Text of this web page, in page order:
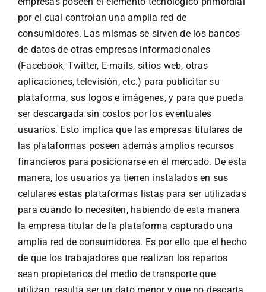
por el cual controlan una amplia red de
consumidores. Las mismas se sirven de los bancos
de datos de otras empresas informacionales
(Facebook, Twitter, E-mails, sitios web, otras
aplicaciones, televisión, etc.) para publicitar su
plataforma, sus logos e imágenes, y para que pueda
ser descargada sin costos por los eventuales
usuarios. Esto implica que las empresas titulares de
las plataformas poseen además amplios recursos
financieros para posicionarse en el mercado. De esta
manera, los usuarios ya tienen instalados en sus
celulares estas plataformas listas para ser utilizadas
para cuando lo necesiten, habiendo de esta manera
la empresa titular de la plataforma capturado una
amplia red de consumidores. Es por ello que el hecho
de que los trabajadores que realizan los repartos
sean propietarios del medio de transporte que